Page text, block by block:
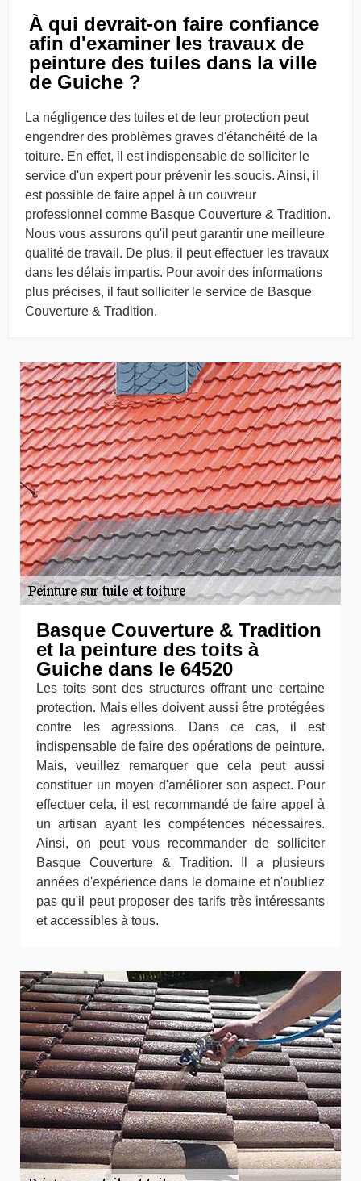
À qui devrait-on faire confiance
afin d'examiner les travaux de
peinture des tuiles dans la ville
de Guiche ?
La négligence des tuiles et de leur protection peut
engendrer des problèmes graves d'étanchéité de la
toiture. En effet, il est indispensable de solliciter le
service d'un expert pour prévenir les soucis. Ainsi, il
est possible de faire appel à un couvreur
professionnel comme Basque Couverture & Tradition.
Nous vous assurons qu'il peut garantir une meilleure
qualité de travail. De plus, il peut effectuer les travaux
dans les délais impartis. Pour avoir des informations
plus précises, il faut solliciter le service de Basque
Couverture & Tradition.
Basque Couverture & Tradition
et la peinture des toits à
Guiche dans le 64520
Les toits sont des structures offrant une certaine
protection. Mais elles doivent aussi être protégées
contre les agressions. Dans ce cas, il est
indispensable de faire des opérations de peinture.
Mais, veuillez remarquer que cela peut aussi
constituer un moyen d'améliorer son aspect. Pour
effectuer cela, il est recommandé de faire appel à
un artisan ayant les compétences nécessaires.
Ainsi, on peut vous recommander de solliciter
Basque Couverture & Tradition. Il a plusieurs
années d'expérience dans le domaine et n'oubliez
pas qu'il peut proposer des tarifs très intéressants
et accessibles à tous.